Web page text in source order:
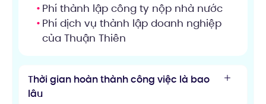
Phí thành lập công ty nộp nhà nước
Phí dịch vụ thành lập doanh nghiệp
của Thuận Thiên
Thời gian hoàn thành công việc là bao
lâu